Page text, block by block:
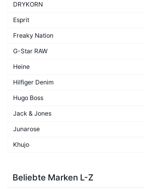
DRYKORN
Esprit
Freaky Nation
G-Star RAW
Heine
Hilfiger Denim
Hugo Boss
Jack & Jones
Junarose
Khujo
Beliebte Marken L-Z